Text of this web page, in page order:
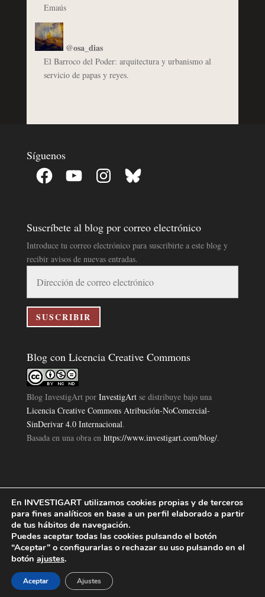
Emaús
@osa_dias
El Barroco del Poder: arquitectura y urbanismo al
servicio de papas y reyes.
Síguenos
Facebook YouTube InstagramBluesky
Suscríbete al blog por correo electrónico
Introduce tu correo electrónico para suscribirte a este blog y
recibir avisos de nuevas entradas.
correo
electrónico
SUSCRIBIR
Blog con Licencia Creative Commons
Blog InvestigArtpor InvestigArtse distribuye bajo una
Licencia Creative Commons Atribución-NoComercial-
SinDerivar 4.0 Internacional.
Basada en una obra en https://www.investigart.com/blog/.
Política de Privacidad|Aviso Legal|Política de Cookies|
Investigart Copyright © 2019. |
En INVESTIGART utilizamos cookies propias y de terceros
para fines analíticos en base a un perfil elaborado a partir
de tus hábitos de navegación.
Puedes aceptar todas las cookies pulsando el botón
“Aceptar” o configurarlas o rechazar su uso pulsando en el
botón ajustes.
Aceptar Ajustes